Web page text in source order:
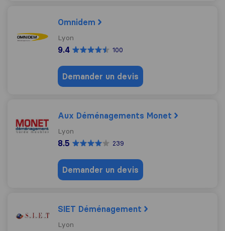
Omnidem
Lyon
9.4 100
Demander un devis
Aux Déménagements Monet
Lyon
8.5 239
Demander un devis
SIET Déménagement
Lyon